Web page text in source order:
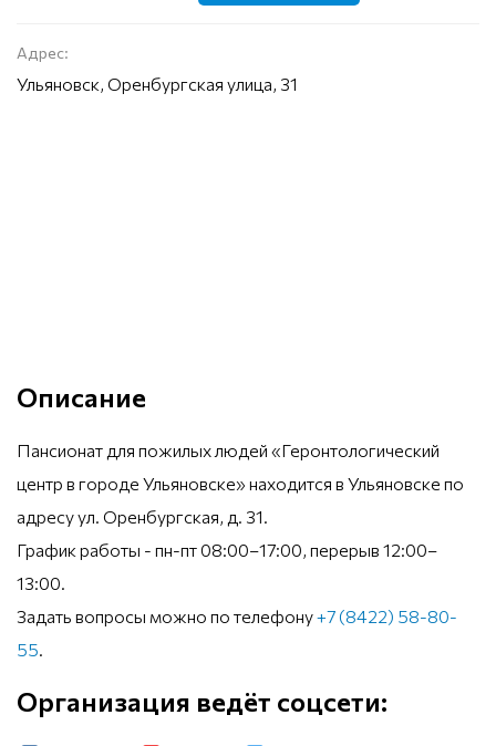
Адрес:
Ульяновск, Оренбургская улица, 31
Описание
Пансионат для пожилых людей «Геронтологический
центр в городе Ульяновске» находится в Ульяновске по
адресу ул. Оренбургская, д. 31.
График работы - пн-пт 08:00–17:00, перерыв 12:00–
13:00.
Задать вопросы можно по телефону+7 (8422) 58-80-
55
Организация ведёт соцсети: